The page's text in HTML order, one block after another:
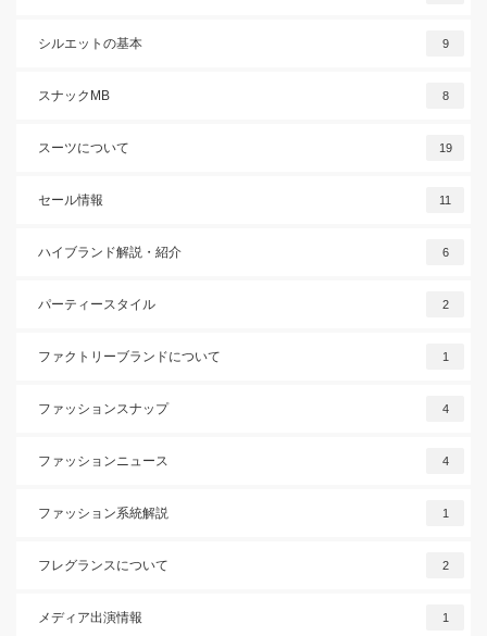
シルエットの基本 9
スナックMB 8
スーツについて 19
セール情報 11
ハイブランド解説・紹介 6
パーティースタイル 2
ファクトリーブランドについて 1
ファッションスナップ 4
ファッションニュース 4
ファッション系統解説 1
フレグランスについて 2
メディア出演情報 1